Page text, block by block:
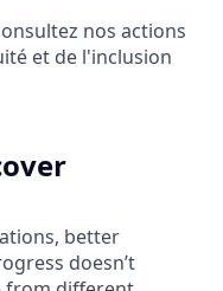
nos actions
et de l'inclusion
better
doesn’t